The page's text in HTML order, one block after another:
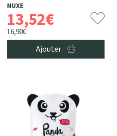
NUXE
13,52€
16,90€
Ajouter